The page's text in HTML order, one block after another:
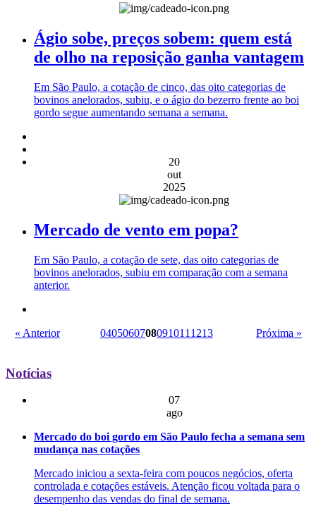
Ágio sobe, preços sobem: quem está
de olho na reposição ganha vantagem
Em São Paulo, a cotação de cinco, das oito categorias de
bovinos anelorados, subiu, e o ágio do bezerro frente ao boi
gordo segue aumentando semana a semana.
20
out
2025
Mercado de vento em popa?
Em São Paulo, a cotação de sete, das oito categorias de
bovinos anelorados, subiu em comparação com a semana
anterior.
« Anterior 0405060708091011 1213 Próxima »
Notícias
07
ago
Mercado do boi gordo em São Paulo fecha a semana sem
mudança nas cotações
Mercado iniciou a sexta-feira com poucos negócios, oferta
controlada e cotações estáveis. Atenção ficou voltada para o
desempenho das vendas do final de semana.